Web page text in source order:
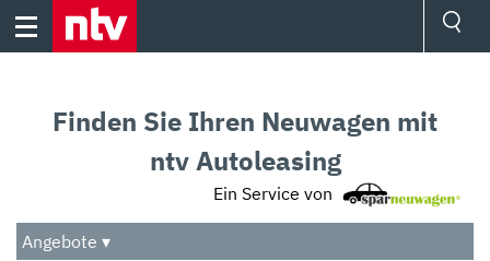
Skip
Audio
Das Beste
Finden Sie Ihren Neuwagen mit
ntv Autoleasing
Ein Service von
Angebote ▾